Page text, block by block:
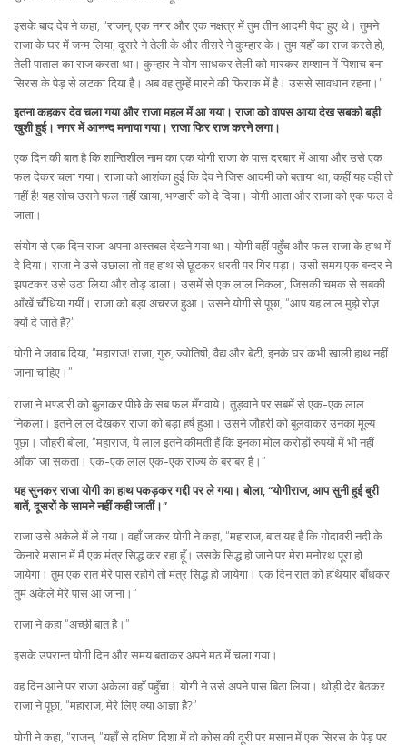
इसके बाद देव ने कहा, “राजन्, एक नगर और एक नक्षत्र में तुम तीन आदमी पैदा हुए थे। तुमने
राजा के घर में जन्म लिया, दूसरे ने तेली के और तीसरे ने कुम्हार के। तुम यहाँ का राज करते हो,
तेली पाताल का राज करता था। कुम्हार ने योग साधकर तेली को मारकर शम्शान में पिशाच बना
सिरस के पेड़ से लटका दिया है। अब वह तुम्हें मारने की फिराक में है। उससे सावधान रहना।”
इतना कहकर देव चला गया और राजा महल में आ गया। राजा को वापस आया देख सबको बड़ी
खुशी हुई। नगर में आनन्द मनाया गया। राजा फिर राज करने लगा।
एक दिन की बात है कि शान्तिशील नाम का एक योगी राजा के पास दरबार में आया और उसे एक
फल देकर चला गया। राजा को आशंका हुई कि देव ने जिस आदमी को बताया था, कहीं यह वही तो
नहीं है! यह सोच उसने फल नहीं खाया, भण्डारी को दे दिया। योगी आता और राजा को एक फल दे
जाता।
संयोग से एक दिन राजा अपना अस्तबल देखने गया था। योगी वहीं पहुँच और फल राजा के हाथ में
दे दिया। राजा ने उसे उछाला तो वह हाथ से छूटकर धरती पर गिर पड़ा। उसी समय एक बन्दर ने
झपटकर उसे उठा लिया और तोड़ डाला। उसमें से एक लाल निकला, जिसकी चमक से सबकी
आँखें चौंधिया गयीं। राजा को बड़ा अचरज हुआ। उसने योगी से पूछा, “आप यह लाल मुझे रोज़
क्यों दे जाते हैं?”
योगी ने जवाब दिया, “महाराज! राजा, गुरु, ज्योतिषी, वैद्य और बेटी, इनके घर कभी खाली हाथ नहीं
जाना चाहिए।”
राजा ने भण्डारी को बुलाकर पीछे के सब फल मँगवाये। तुड़वाने पर सबमें से एक-एक लाल
निकला। इतने लाल देखकर राजा को बड़ा हर्ष हुआ। उसने जौहरी को बुलवाकर उनका मूल्य
पूछा। जौहरी बोला, “महाराज, ये लाल इतने कीमती हैं कि इनका मोल करोड़ों रुपयों में भी नहीं
आँका जा सकता। एक-एक लाल एक-एक राज्य के बराबर है।”
यह सुनकर राजा योगी का हाथ पकड़कर गद्दी पर ले गया। बोला, “योगीराज, आप सुनी हुई बुरी
बातें, दूसरों के सामने नहीं कही जातीं।”
राजा उसे अकेले में ले गया। वहाँ जाकर योगी ने कहा, “महाराज, बात यह है कि गोदावरी नदी के
किनारे मसान में मैं एक मंत्र सिद्ध कर रहा हूँ। उसके सिद्ध हो जाने पर मेरा मनोरथ पूरा हो
जायेगा। तुम एक रात मेरे पास रहोगे तो मंत्र सिद्ध हो जायेगा। एक दिन रात को हथियार बाँधकर
तुम अकेले मेरे पास आ जाना।”
राजा ने कहा “अच्छी बात है।”
इसके उपरान्त योगी दिन और समय बताकर अपने मठ में चला गया।
वह दिन आने पर राजा अकेला वहाँ पहुँचा। योगी ने उसे अपने पास बिठा लिया। थोड़ी देर बैठकर
राजा ने पूछा, “महाराज, मेरे लिए क्या आज्ञा है?”
योगी ने कहा, “राजन्, “यहाँ से दक्षिण दिशा में दो कोस की दूरी पर मसान में एक सिरस के पेड़ पर